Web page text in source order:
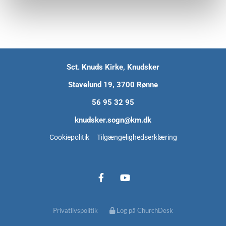
Sct. Knuds Kirke, Knudsker
Stavelund 19, 3700 Rønne
56 95 32 95
knudsker.sogn@km.dk
Cookiepolitik Tilgængelighedserklæring
Privatlivspolitik Log på ChurchDesk